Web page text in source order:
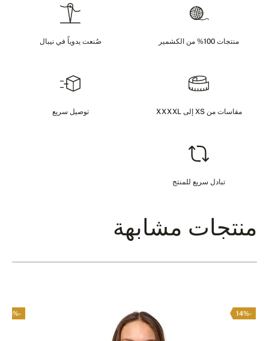
منتجات 100% من الكشمير صُنعت يدوياً في نيبال
مقاسات من XS إلى XXXXL توصيل سريع
تبادل سريع للمنتج
منتجات مشابهة
-14%
-16%